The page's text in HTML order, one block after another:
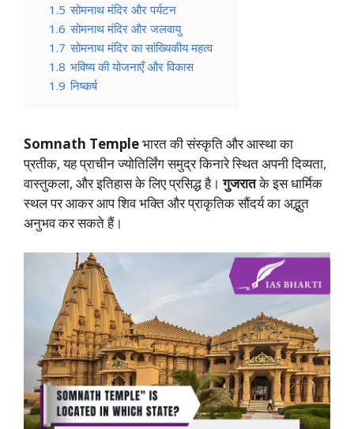
1.5 सोमनाथ मंदिर और पर्यटन
1.6 सोमनाथ मंदिर और जलवायु
1.7 सोमनाथ मंदिर का सांख्यिकीय महत्व
1.8 भविष्य की योजनाएँ और विकास
1.9 निष्कर्ष
Somnath Templeभारत की संस्कृति और आस्था का
प्रतीक, यह प्राचीन ज्योतिर्लिंग समुद्र किनारे स्थित अपनी दिव्यता,
वास्तुकला, और इतिहास के लिए प्रसिद्ध है।गुजरातके इस धार्मिक
स्थल पर आकर आप शिव भक्ति और प्राकृतिक सौंदर्य का अद्भुत
अनुभव कर सकते हैं।